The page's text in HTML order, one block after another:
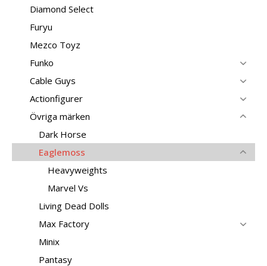
Diamond Select
Furyu
Mezco Toyz
Funko
Cable Guys
Actionfigurer
Övriga märken
Dark Horse
Eaglemoss
Heavyweights
Marvel Vs
Living Dead Dolls
Max Factory
Minix
Pantasy